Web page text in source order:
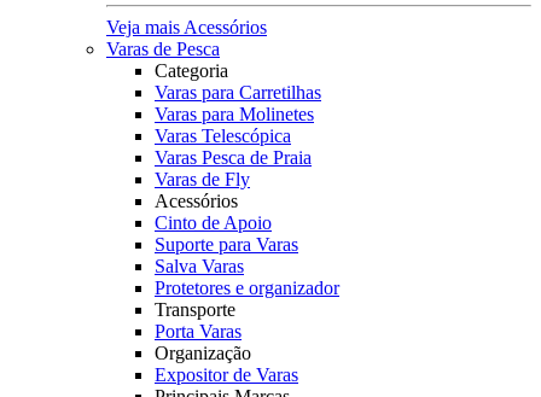
Veja mais Acessórios
Varas de Pesca
Categoria
Varas para Carretilhas
Varas para Molinetes
Varas Telescópica
Varas Pesca de Praia
Varas de Fly
Acessórios
Cinto de Apoio
Suporte para Varas
Salva Varas
Protetores e organizador
Transporte
Porta Varas
Organização
Expositor de Varas